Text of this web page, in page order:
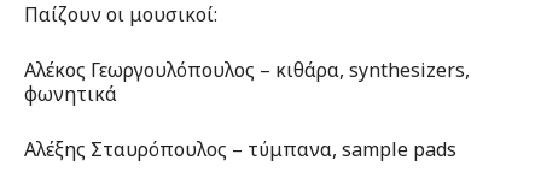
Παίζουν οι μουσικοί:
Αλέκος Γεωργουλόπουλος – κιθάρα, synthesizers,
φωνητικά
Αλέξης Σταυρόπουλος – τύμπανα, sample pads